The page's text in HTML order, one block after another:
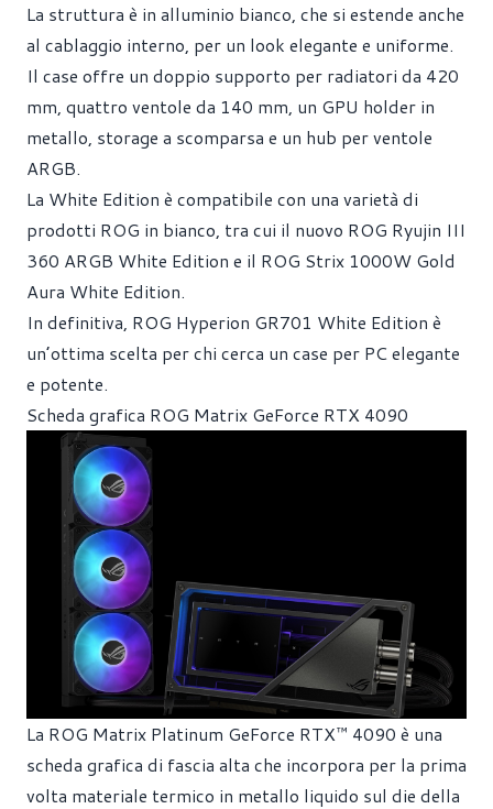
La struttura è in alluminio bianco, che si estende anche
al cablaggio interno, per un look elegante e uniforme.
Il case offre un doppio supporto per radiatori da 420
mm, quattro ventole da 140 mm, un GPU holder in
metallo, storage a scomparsa e un hub per ventole
ARGB.
La White Edition è compatibile con una varietà di
prodotti ROG in bianco, tra cui il nuovo ROG Ryujin III
360 ARGB White Edition e il ROG Strix 1000W Gold
Aura White Edition.
In definitiva, ROG Hyperion GR701 White Edition è
un’ottima scelta per chi cerca un case per PC elegante
e potente.
Scheda grafica ROG Matrix GeForce RTX 4090
La ROG Matrix Platinum GeForce RTX™ 4090 è una
scheda grafica di fascia alta che incorpora per la prima
volta materiale termico in metallo liquido sul die della